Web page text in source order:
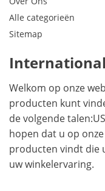
Alle categorieën
Sitemap
Welkom op onze
producten kunt
de volgende talen:
hopen dat u op
producten vindt die
uw winkelervaring.